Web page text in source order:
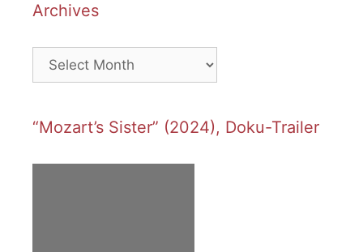
Archives
Archives
“Mozart’s Sister” (2024), Doku-Trailer